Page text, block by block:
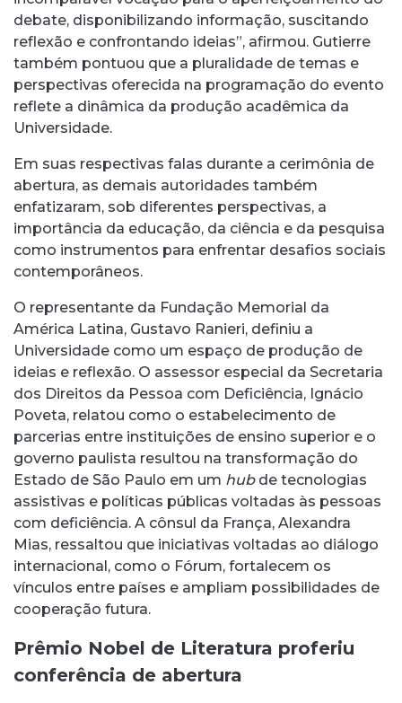
debate, disponibilizando informação, suscitando
reflexão e confrontando ideias”, afirmou. Gutierre
também pontuou que a pluralidade de temas e
perspectivas oferecida na programação do evento
reflete a dinâmica da produção acadêmica da
Universidade.
Em suas respectivas falas durante a cerimônia de
abertura, as demais autoridades também
enfatizaram, sob diferentes perspectivas, a
importância da educação, da ciência e da pesquisa
como instrumentos para enfrentar desafios sociais
contemporâneos.
O representante da Fundação Memorial da
América Latina, Gustavo Ranieri, definiu a
Universidade como um espaço de produção de
ideias e reflexão. O assessor especial da Secretaria
dos Direitos da Pessoa com Deficiência, Ignácio
Poveta, relatou como o estabelecimento de
parcerias entre instituições de ensino superior e o
governo paulista resultou na transformação do
Estado de São Paulo em um hubde tecnologias
assistivas e políticas públicas voltadas às pessoas
com deficiência. A cônsul da França, Alexandra
Mias, ressaltou que iniciativas voltadas ao diálogo
internacional, como o Fórum, fortalecem os
vínculos entre países e ampliam possibilidades de
cooperação futura.
Prêmio Nobel de Literatura proferiu
conferência de abertura